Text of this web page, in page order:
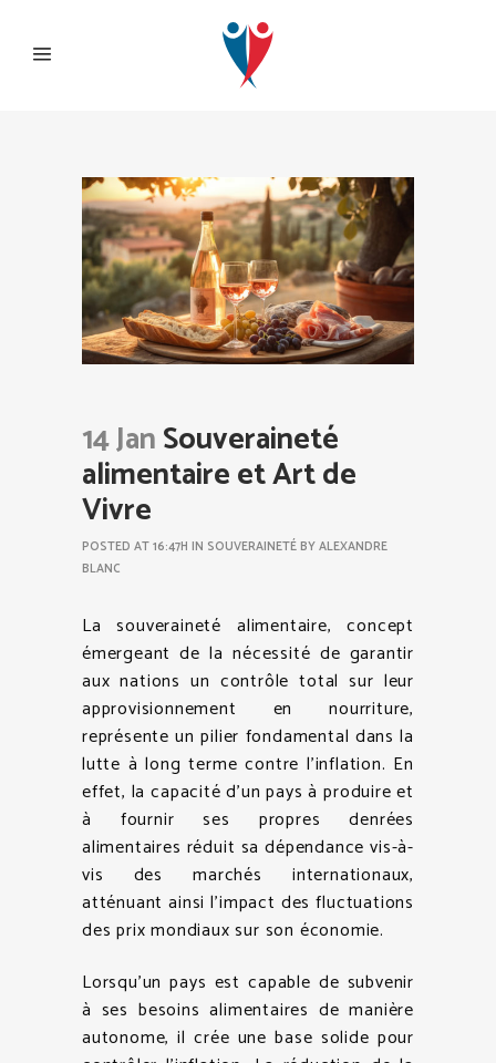
14 JanSouveraineté
alimentaire et Art de
Vivre
POSTED AT 16:47H IN SOUVERAINETÉBYALEXANDRE
BLANC
La souveraineté alimentaire, concept
émergeant de la nécessité de garantir
aux nations un contrôle total sur leur
approvisionnement en nourriture,
représente un pilier fondamental dans la
lutte à long terme contre l’inflation. En
effet, la capacité d’un pays à produire et
à fournir ses propres denrées
alimentaires réduit sa dépendance vis-à-
vis des marchés internationaux,
atténuant ainsi l’impact des fluctuations
des prix mondiaux sur son économie.
Lorsqu’un pays est capable de subvenir
à ses besoins alimentaires de manière
autonome, il crée une base solide pour